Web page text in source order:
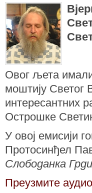
Овог љета
моштију Светог
интересантних
Острошке
У овој емисији
Протосинђел
Слободанка
Преузмите